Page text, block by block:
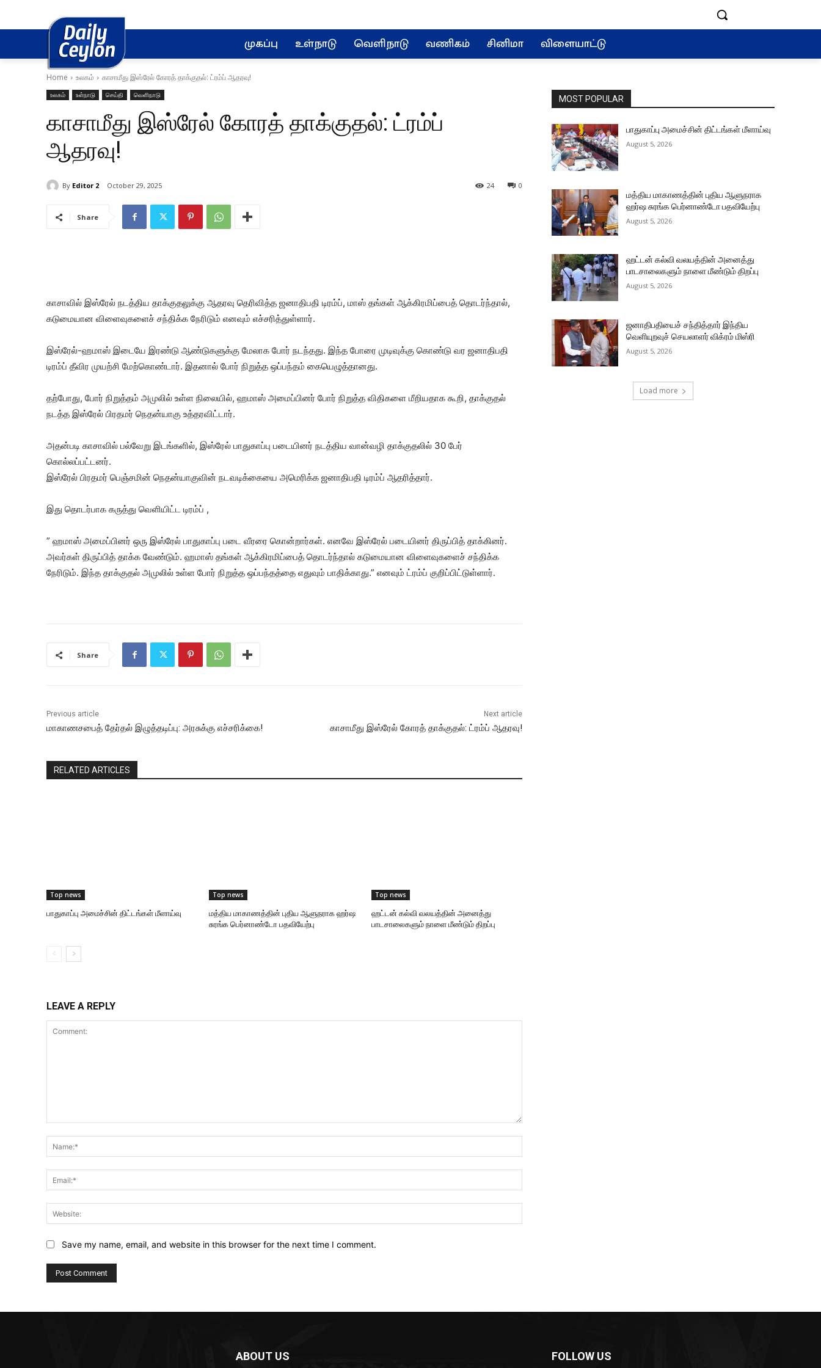
முகப்பு உள்நாடு வெளிநாடு வணிகம் சினிமா விளையாட்டு
Home உலகம் காசாமீது இஸ்ரேல் கோரத் தாக்குதல்: ட்ரம்ப் ஆதரவு!
உலகம் உள்நாடு செய்தி வெளிநாடு
காசாமீது இஸ்ரேல் கோரத் தாக்குதல்: ட்ரம்ப்
ஆதரவு!
By Editor 2 October 29, 2025 0
24
Share
காசாவில் இஸ்ரேல் நடத்திய தாக்குதலுக்கு ஆதரவு தெரிவித்த ஜனாதிபதி டிரம்ப், மாஸ் தங்கள் ஆக்கிரமிப்பைத் தொடர்ந்தால்,
கடுமையான விளைவுகளைச் சந்திக்க நேரிடும் எனவும் எச்சரித்துள்ளார்.
இஸ்ரேல்-ஹமாஸ் இடையே இரண்டு ஆண்டுகளுக்கு மேலாக போர் நடந்தது. இந்த போரை முடிவுக்கு கொண்டு வர ஜனாதிபதி
டிரம்ப் தீவிர முயற்சி மேற்கொண்டார். இதனால் போர் நிறுத்த ஒப்பந்தம் கையெழுத்தானது.
தற்போது, போர் நிறுத்தம் அமுலில் உள்ள நிலையில், ஹமாஸ் அமைப்பினர் போர் நிறுத்த விதிகளை மீறியதாக கூறி, தாக்குதல்
நடத்த இஸ்ரேல் பிரதமர் நெதன்யாகு உத்தரவிட்டார்.
அதன்படி காசாவில் பல்வேறு இடங்களில், இஸ்ரேல் பாதுகாப்பு படையினர் நடத்திய வான்வழி தாக்குதலில் 30 பேர்
கொல்லப்பட்டனர்.
இஸ்ரேல் பிரதமர் பெஞ்சமின் நெதன்யாகுவின் நடவடிக்கையை அமெரிக்க ஜனாதிபதி டிரம்ப் ஆதரித்தார்.
இது தொடர்பாக கருத்து வெளியிட்ட டிரம்ப் ,
” ஹமாஸ் அமைப்பினர் ஒரு இஸ்ரேல் பாதுகாப்பு படை வீரரை கொன்றார்கள். எனவே இஸ்ரேல் படையினர் திருப்பித் தாக்கினர்.
அவர்கள் திருப்பித் தாக்க வேண்டும். ஹமாஸ் தங்கள் ஆக்கிரமிப்பைத் தொடர்ந்தால் கடுமையான விளைவுகளைச் சந்திக்க
நேரிடும். இந்த தாக்குதல் அமுலில் உள்ள போர் நிறுத்த ஒப்பந்தத்தை எதுவும் பாதிக்காது.” எனவும் ட்ரம்ப் குறிப்பிட்டுள்ளார்.
Share
Previous article
மாகாணசபைத் தேர்தல் இழுத்தடிப்பு: அரசுக்கு எச்சரிக்கை!
Next article
காசாமீது இஸ்ரேல் கோரத் தாக்குதல்: ட்ரம்ப் ஆதரவு!
RELATED ARTICLES
Top news
பாதுகாப்பு அமைச்சின் திட்டங்கள் மீளாய்வு
Top news
மத்திய மாகாணத்தின் புதிய ஆளுநராக ஹர்ஷ
சுரங்க பெர்னாண்டோ பதவியேற்பு
Top news
ஹட்டன் கல்வி வலயத்தின் அனைத்து
பாடசாலைகளும் நாளை மீண்டும் திறப்பு
LEAVE A REPLY
Save my name, email, and website in this browser for the next time I comment.
MOST POPULAR
பாதுகாப்பு அமைச்சின் திட்டங்கள் மீளாய்வு
August 5, 2026
மத்திய மாகாணத்தின் புதிய ஆளுநராக
ஹர்ஷ சுரங்க பெர்னாண்டோ பதவியேற்பு
August 5, 2026
ஹட்டன் கல்வி வலயத்தின் அனைத்து
பாடசாலைகளும் நாளை மீண்டும் திறப்பு
August 5, 2026
ஜனாதிபதியைச் சந்தித்தார் இந்திய
வெளியுறவுச் செயலாளர் விக்ரம் மிஸ்ரி
August 5, 2026
Load more
ABOUT US FOLLOW US